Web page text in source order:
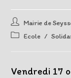
Auteur/autrice
de
Mairie de
PostEcole /
Vendredi 17